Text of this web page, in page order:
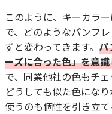
このように、キーカラ
で、どのようなパンフ
ずと変わってきます。 パ
ーズに合った色」を意
で、同業他社の色もチ
どうしても似た色にな
使うのも個性を引き立